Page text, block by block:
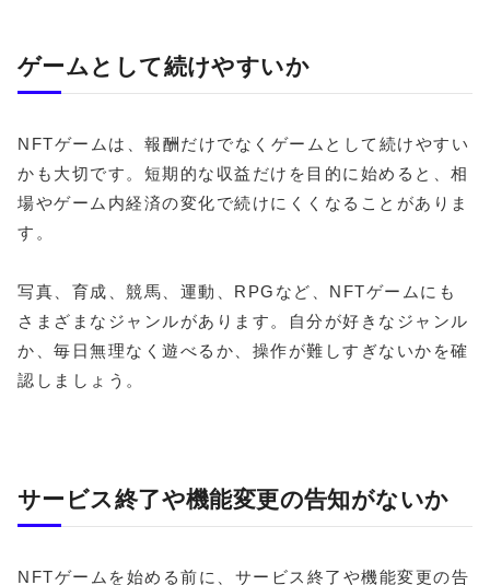
ゲームとして続けやすいか
NFTゲームは、報酬だけでなくゲームとして続けやすい
かも大切です。短期的な収益だけを目的に始めると、相
場やゲーム内経済の変化で続けにくくなることがありま
す。
写真、育成、競馬、運動、RPGなど、NFTゲームにも
さまざまなジャンルがあります。自分が好きなジャンル
か、毎日無理なく遊べるか、操作が難しすぎないかを確
認しましょう。
サービス終了や機能変更の告知がないか
NFTゲームを始める前に、サービス終了や機能変更の告